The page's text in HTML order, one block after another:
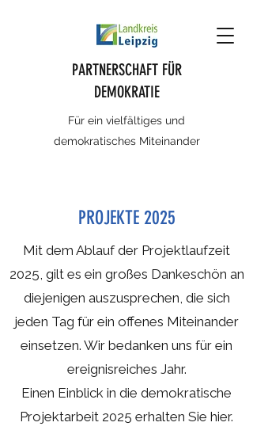
PARTNERSCHAFT FÜR
DEMOKRATIE
Für ein vielfältiges und
demokratisches Miteinander
PROJEKTE 2025
Mit dem Ablauf der Projektlaufzeit
2025, gilt es ein großes Dankeschön an
diejenigen auszusprechen, die sich
jeden Tag für ein offenes Miteinander
einsetzen. Wir bedanken uns für ein
ereignisreiches Jahr.
Einen Einblick in die demokratische
Projektarbeit 2025 erhalten Sie hier.